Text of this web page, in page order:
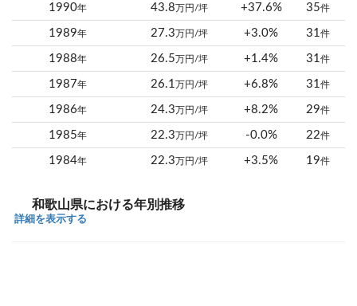
1990年 43.8 万円/坪 +37.6% 35件
1989年 27.3 万円/坪 +3.0% 31件
1988年 26.5 万円/坪 +1.4% 31件
1987年 26.1 万円/坪 +6.8% 31件
1986年 24.3 万円/坪 +8.2% 29件
1985年 22.3 万円/坪 -0.0% 22件
1984年 22.3 万円/坪 +3.5% 19件
和歌山県における年別推移
詳細を表示する